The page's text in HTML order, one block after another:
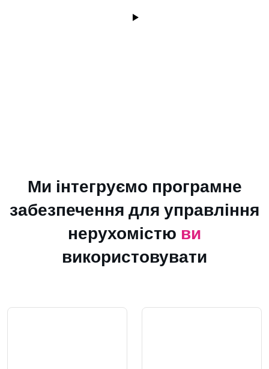
Ми інтегруємо програмне
забезпечення для управління
нерухомістю ви
використовувати